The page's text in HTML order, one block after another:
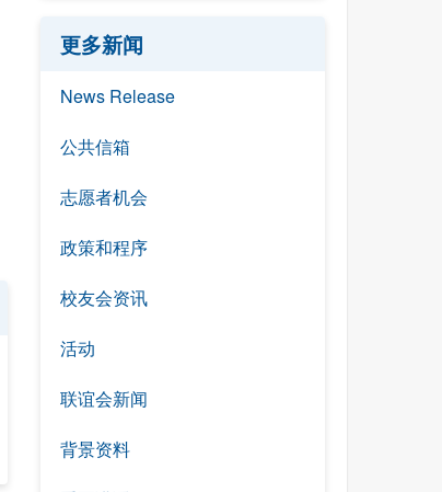
更多新闻
News Release
公共信箱
志愿者机会
政策和程序
校友会资讯
活动
联谊会新闻
背景资料